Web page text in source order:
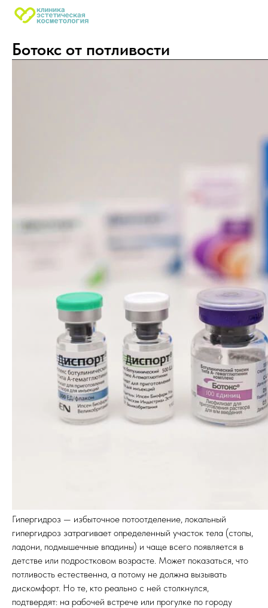
Ботокс от потливости
Гипергидроз — избыточное потоотделение, локальный
гипергидроз затрагивает определенный участок тела (стопы,
ладони, подмышечные впадины) и чаще всего появляется в
детстве или подростковом возрасте. Может показаться, что
потливость естественна, а потому не должна вызывать
дискомфорт. Но те, кто реально с ней столкнулся,
подтвердят: на рабочей встрече или прогулке по городу